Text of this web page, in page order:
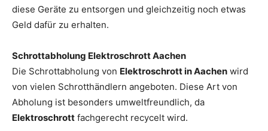
diese Geräte zu entsorgen und gleichzeitig noch etwas
Geld dafür zu erhalten.
Schrottabholung Elektroschrott Aachen
Die Schrottabholung von Elektroschrott in Aachen wird
von vielen Schrotthändlern angeboten. Diese Art von
Abholung ist besonders umweltfreundlich, da
Elektroschrott fachgerecht recycelt wird.